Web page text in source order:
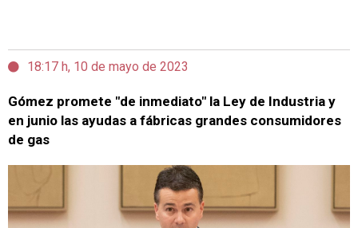
18:17 h, 10 de mayo de 2023
Gómez promete "de inmediato" la Ley de Industria y
en junio las ayudas a fábricas grandes consumidores
de gas